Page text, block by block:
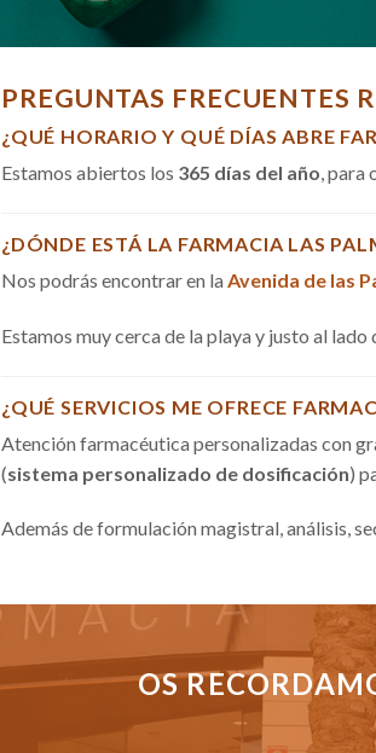
PREGUNTAS FRECUENTES
¿QUÉ HORARIO Y QUÉ DÍAS ABRE
Estamos abiertos los 365 días del año, para
¿DÓNDE ESTÁ LA FARMACIA LAS
Nos podrás encontrar en la Avenida de las
Estamos muy cerca de la playa y justo al lado
¿QUÉ SERVICIOS ME OFRECE
Atención farmacéutica personalizadas con
(sistema personalizado de dosificación)
Además de formulación magistral, análisis,
OS